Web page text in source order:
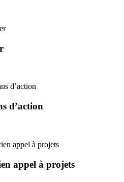
d’action
d’action
appel à projets
appel à projets